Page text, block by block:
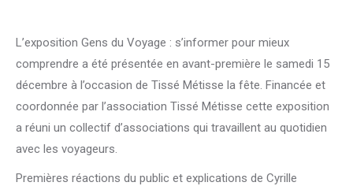
L’exposition Gens du Voyage : s’informer pour mieux
comprendre a été présentée en avant-première le samedi 15
décembre à l’occasion de Tissé Métisse la fête. Financée et
coordonnée par l’association Tissé Métisse cette exposition
a réuni un collectif d’associations qui travaillent au quotidien
avec les voyageurs.
Premières réactions du public et explications de Cyrille